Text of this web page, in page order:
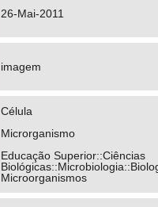
26-Mai-2011
imagem
Célula
Microrganismo
Educação Superior::Ciências
Microorganismos